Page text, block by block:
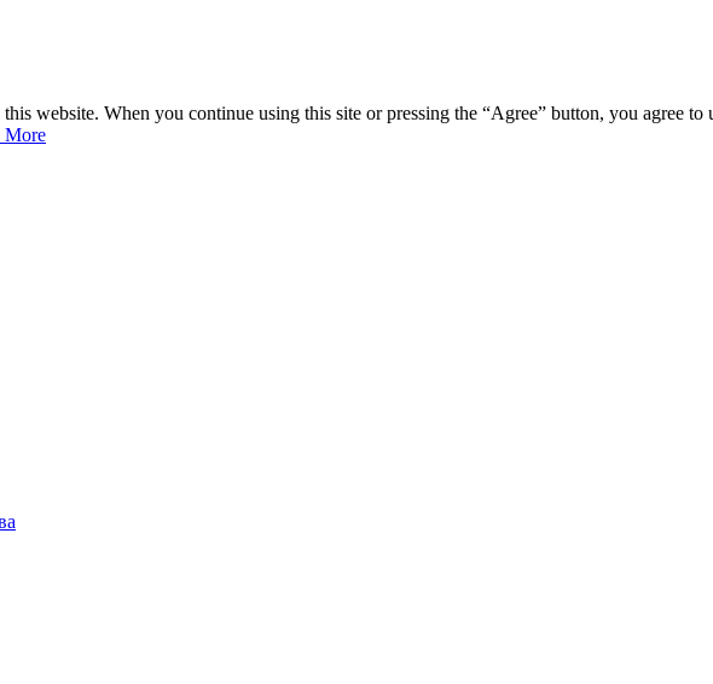
website. When you continue using this site or pressing the “Agree” button, you agree
More